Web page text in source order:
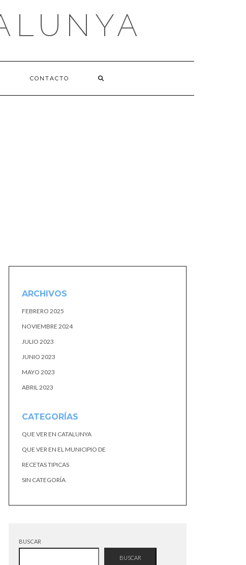
CONTACTO
ARCHIVOS
FEBRERO 2025
NOVIEMBRE 2024
JULIO 2023
JUNIO 2023
MAYO 2023
ABRIL 2023
CATEGORÍAS
QUE VER EN CATALUNYA
QUE VER EN EL MUNICIPIO DE
RECETAS TIPICAS
SIN CATEGORÍA
BUSCAR
BUSCAR